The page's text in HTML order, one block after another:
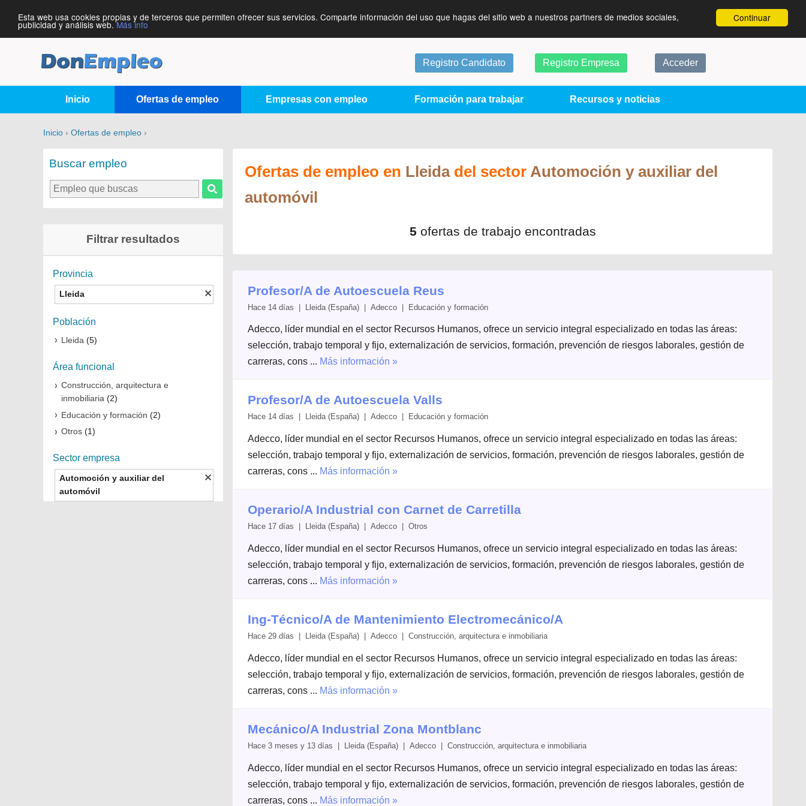
Continuar
Esta web usa cookies propias y de terceros que permiten ofrecer sus servicios. Comparte información del uso que hagas del sitio web a nuestros partners de medios sociales,
publicidad y análisis web.Más info
Registro Candidato Registro Empresa Acceder
Inicio Ofertas de empleo Empresas con empleo Formación para trabajar Recursos y noticias
Inicio › Ofertas de empleo ›
Buscar empleo
Filtrar resultados
Provincia
Lleida
Población
Lleida(5)
Área funcional
Construcción, arquitectura e
inmobiliaria(2)
Educación y formación (2)
Otros(1)
Sector empresa
Automoción y auxiliar del
automóvil
Ofertas de empleo en Lleidadel sector Automoción y auxiliar del
automóvil
5 ofertas de trabajo encontradas
Profesor/A de Autoescuela Reus
Hace 14 días | Lleida (España) | Adecco | Educación y formación
Adecco, líder mundial en el sector Recursos Humanos, ofrece un servicio integral especializado en todas las áreas:
selección, trabajo temporal y fijo, externalización de servicios, formación, prevención de riesgos laborales, gestión de
carreras, cons ... Más información »
Profesor/A de Autoescuela Valls
Hace 14 días | Lleida (España) | Adecco | Educación y formación
Adecco, líder mundial en el sector Recursos Humanos, ofrece un servicio integral especializado en todas las áreas:
selección, trabajo temporal y fijo, externalización de servicios, formación, prevención de riesgos laborales, gestión de
carreras, cons ... Más información »
Operario/A Industrial con Carnet de Carretilla
Hace 17 días | Lleida (España) | Adecco | Otros
Adecco, líder mundial en el sector Recursos Humanos, ofrece un servicio integral especializado en todas las áreas:
selección, trabajo temporal y fijo, externalización de servicios, formación, prevención de riesgos laborales, gestión de
carreras, cons ... Más información »
Ing-Técnico/A de Mantenimiento Electromecánico/A
Hace 29 días | Lleida (España) | Adecco | Construcción, arquitectura e inmobiliaria
Adecco, líder mundial en el sector Recursos Humanos, ofrece un servicio integral especializado en todas las áreas:
selección, trabajo temporal y fijo, externalización de servicios, formación, prevención de riesgos laborales, gestión de
carreras, cons ... Más información »
Mecánico/A Industrial Zona Montblanc
Hace 3 meses y 13 días | Lleida (España) | Adecco | Construcción, arquitectura e inmobiliaria
Adecco, líder mundial en el sector Recursos Humanos, ofrece un servicio integral especializado en todas las áreas:
selección, trabajo temporal y fijo, externalización de servicios, formación, prevención de riesgos laborales, gestión de
carreras, cons ... Más información »